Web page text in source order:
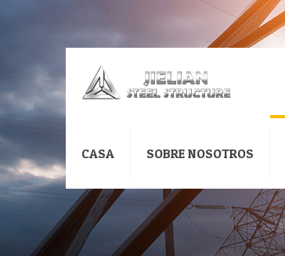
CASA SOBRE NOSOTROS